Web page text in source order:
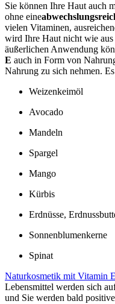
Sie können Ihre Haut auch
ohne eine
vielen Vitaminen,
wird Ihre Haut nicht wie aus
äußerlichen Anwendung
E auch in Form von
Nahrung zu sich nehmen.
Weizenkeimöl
Avocado
Mandeln
Spargel
Mango
Kürbis
Erdnüsse,
Sonnenblumenkerne
Spinat
Naturkosmetik mit Vitamin E
Lebensmittel werden sich
und Sie werden bald